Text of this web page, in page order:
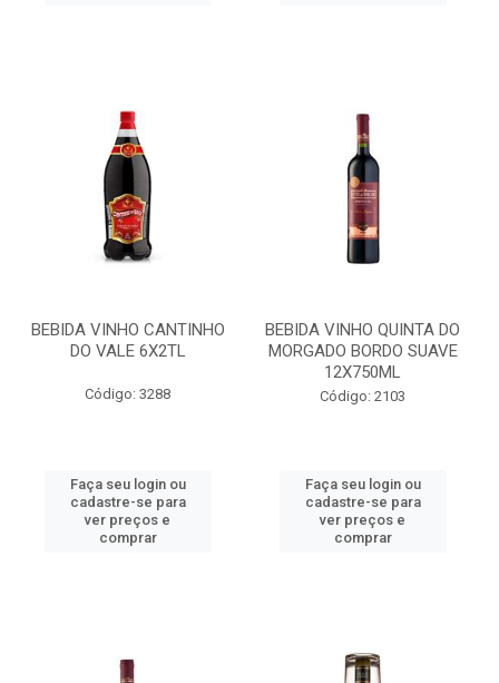
BEBIDA VINHO CANTINHO
DO VALE 6X2TL
Código: 3288
Faça seu login ou
cadastre-se para
ver preços e
comprar
BEBIDA VINHO QUINTA DO
MORGADO BORDO SUAVE
12X750ML
Código: 2103
Faça seu login ou
cadastre-se para
ver preços e
comprar